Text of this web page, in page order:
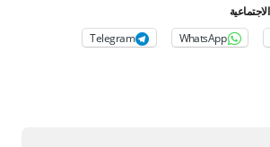
WhatsApp
Telegram